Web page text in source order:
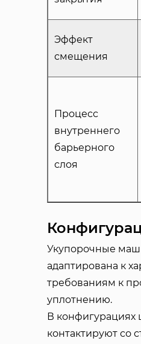
Эффект
смещения
Процесс
внутреннего
барьерного
слоя
Укупорочные
адаптирована к
требованиям к
уплотнению.
В
контактируют